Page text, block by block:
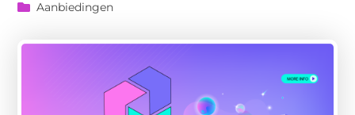
Aanbiedingen